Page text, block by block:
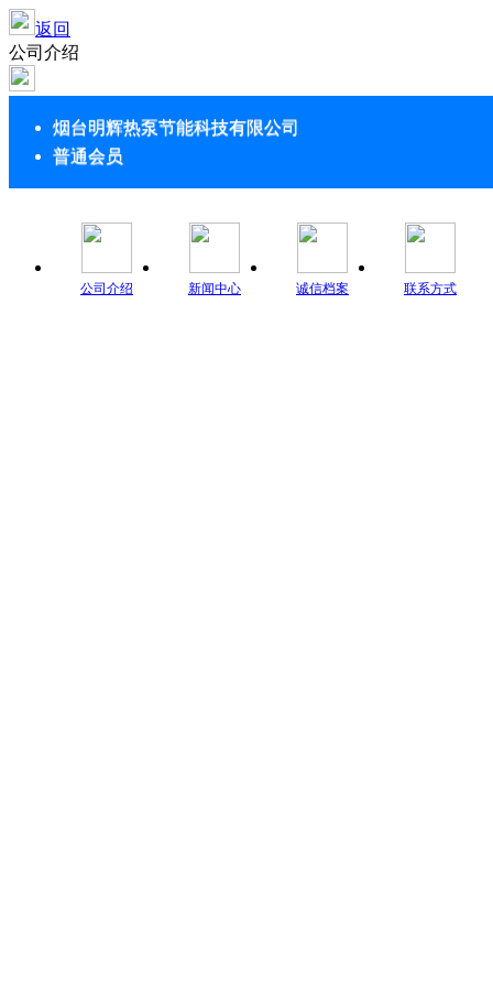
返回
公司介绍
烟台明辉热泵节能科技有限公司
普通会员
公司介绍 新闻中心 诚信档案 联系方式